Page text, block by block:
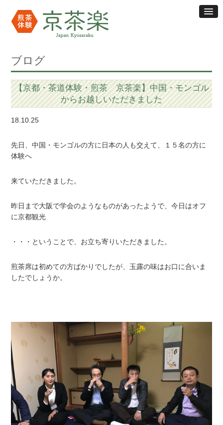
ブログ
【京都・茶道体験・煎茶 京茶楽】中国・モンゴル
からお越しいただきました
18.10.25
先日、中国・モンゴルの方に日本の人も交えて、１５名の方に
体験へ
来ていただきました。
昨日まで大阪で学会のようなものがあったようで、今日はオフ
に京都観光
・・・ということで、お立ち寄りいただきました。
煎茶席は初めての方ばかりでしたが、玉露の味はお口に合いま
したでしょうか。